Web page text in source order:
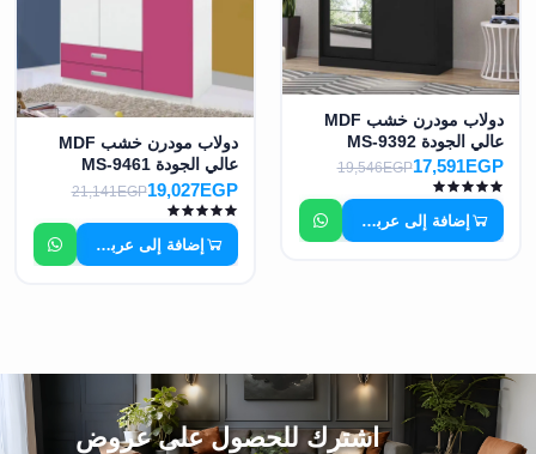
دولاب مودرن خشب MDF
عالي الجودة MS-9392
17,591EGP
19,546EGP
إضافة إلى عربة التسوق
دولاب مودرن خشب MDF
عالي الجودة MS-9461
19,027EGP
21,141EGP
إضافة إلى عربة التسوق
اشترك للحصول على عروض